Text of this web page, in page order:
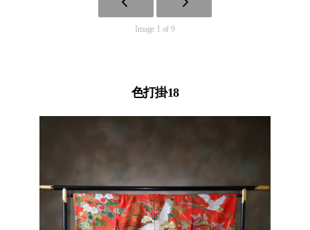
Image 1 of 9
色打掛18